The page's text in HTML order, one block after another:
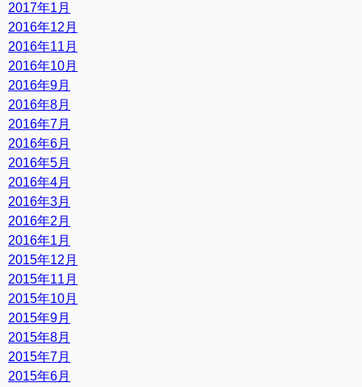
2017年1月
2016年12月
2016年11月
2016年10月
2016年9月
2016年8月
2016年7月
2016年6月
2016年5月
2016年4月
2016年3月
2016年2月
2016年1月
2015年12月
2015年11月
2015年10月
2015年9月
2015年8月
2015年7月
2015年6月